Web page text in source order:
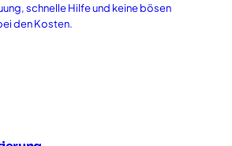
schnelle Hilfe und keine bösen
den Kosten.